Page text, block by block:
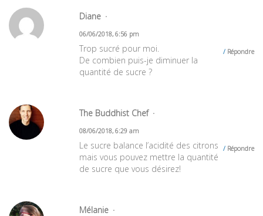
Diane
06/06/2018, 6:56 pm
Répondre
Trop sucré pour moi.
De combien puis-je diminuer la
quantité de sucre ?
The Buddhist Chef
08/06/2018, 6:29 am
Répondre
Le sucre balance l’acidité des citrons
mais vous pouvez mettre la quantité
de sucre que vous désirez!
Mélanie